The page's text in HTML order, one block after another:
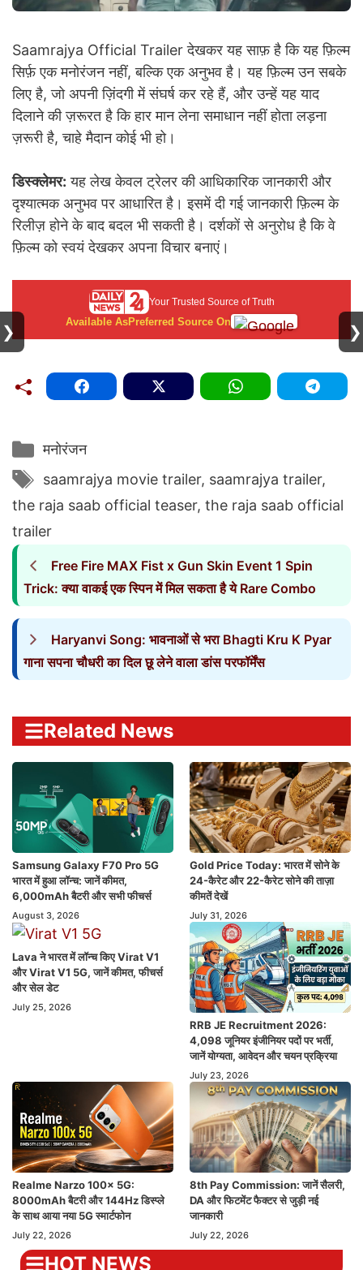
Saamrajya Official Trailer देखकर यह साफ़ है कि यह फ़िल्म
सिर्फ़ एक मनोरंजन नहीं, बल्कि एक अनुभव है। यह फ़िल्म उन सबके
लिए है, जो अपनी ज़िंदगी में संघर्ष कर रहे हैं, और उन्हें यह याद
दिलाने की ज़रूरत है कि हार मान लेना समाधान नहीं होता लड़ना
ज़रूरी है, चाहे मैदान कोई भी हो।
डिस्क्लेमर: यह लेख केवल ट्रेलर की आधिकारिक जानकारी और
दृश्यात्मक अनुभव पर आधारित है। इसमें दी गई जानकारी फ़िल्म के
रिलीज़ होने के बाद बदल भी सकती है। दर्शकों से अनुरोध है कि वे
फ़िल्म को स्वयं देखकर अपना विचार बनाएं।
Your Trusted Source of Truth
Available AsPreferred Source On
Categories
मनोरंजन
Tags
saamrajya movie trailer, saamrajya trailer,
the raja saab official teaser, the raja saab official
trailer
Free Fire MAX Fist x Gun Skin Event 1 Spin
Trick: क्या वाकई एक स्पिन में मिल सकता है ये Rare Combo
Haryanvi Song: भावनाओं से भरा Bhagti Kru K Pyar
गाना सपना चौधरी का दिल छू लेने वाला डांस परफॉर्मेंस
Related News
Samsung Galaxy F70 Pro 5G
भारत में हुआ लॉन्च: जानें कीमत,
6,000mAh बैटरी और सभी फीचर्स
August 3, 2026
Gold Price Today: भारत में सोने के
24-कैरेट और 22-कैरेट सोने की ताज़ा
कीमतें देखें
July 31, 2026
Lava ने भारत में लॉन्च किए Virat V1
और Virat V1 5G, जानें कीमत, फीचर्स
और सेल डेट
July 25, 2026
RRB JE Recruitment 2026:
4,098 जूनियर इंजीनियर पदों पर भर्ती,
जानें योग्यता, आवेदन और चयन प्रक्रिया
July 23, 2026
Realme Narzo 100x 5G:
8000mAh बैटरी और 144Hz डिस्प्ले
के साथ आया नया 5G स्मार्टफोन
July 22, 2026
8th Pay Commission: जानें सैलरी,
DA और फिटमेंट फैक्टर से जुड़ी नई
जानकारी
July 22, 2026
HOT NEWS
❯ ❯